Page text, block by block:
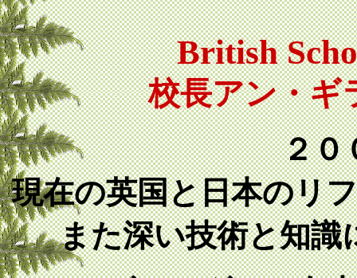
British
校長アン・ギ
２０
現在の英国と日本のリ
また深い技術と知識